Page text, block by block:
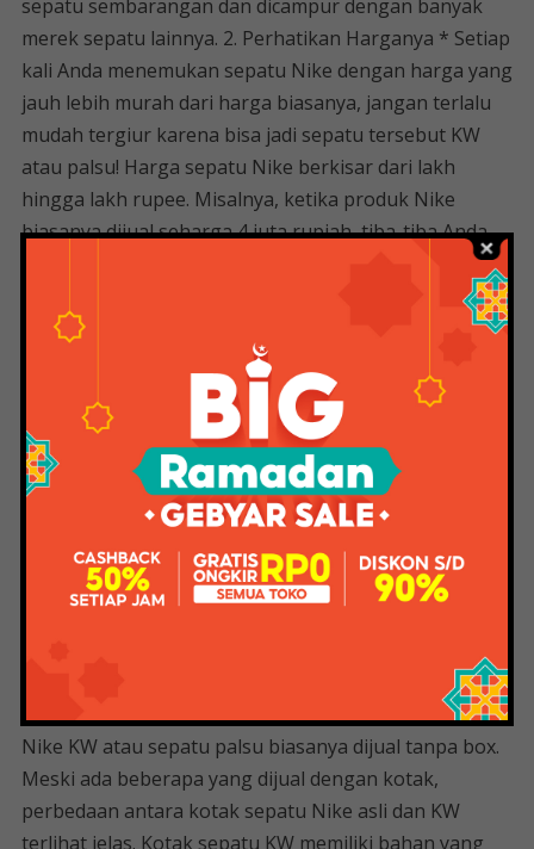
sepatu sembarangan dan dicampur dengan banyak
merek sepatu lainnya. 2. Perhatikan Harganya * Setiap
kali Anda menemukan sepatu Nike dengan harga yang
jauh lebih murah dari harga biasanya, jangan terlalu
mudah tergiur karena bisa jadi sepatu tersebut KW
atau palsu! Harga sepatu Nike berkisar dari lakh
hingga lakh rupee. Misalnya, ketika produk Nike
biasanya dijual seharga 4 juta rupiah, tiba-tiba Anda
seharga 600 ribu, yang bisa menjadi sepatu replika
agar terlihat seperti aslinya. Sepatu Nike. Baca juga: 10
Merk Sepatu Lokal yang Bagus dan Sering Dikira
Import di Tahun 2023 10 Jenis Sepatu yang Membantu
Menyamarkan Kaki Lebar Kickers Kamu Asli atau
Palsu? Kenali ciri pembeda antara sepatu asli dan
palsu agar tidak salah beli barang. Jadi jangan mudah
tergiur ya harga sepatunya dibawah rata-rata jadi
jangan minder. 3. Periksa kotak sepatu * Sepatu Nike
asli biasanya sudah satu paket dengan kotak atau
Nike asli hadir dengan kotak yang kuat dan kokoh
berisi atribut lain seperti logo dan barcode. Sementara
Nike KW atau sepatu palsu biasanya dijual tanpa box.
Meski ada beberapa yang dijual dengan kotak,
perbedaan antara kotak sepatu Nike asli dan KW
terlihat jelas. Kotak sepatu KW memiliki bahan yang